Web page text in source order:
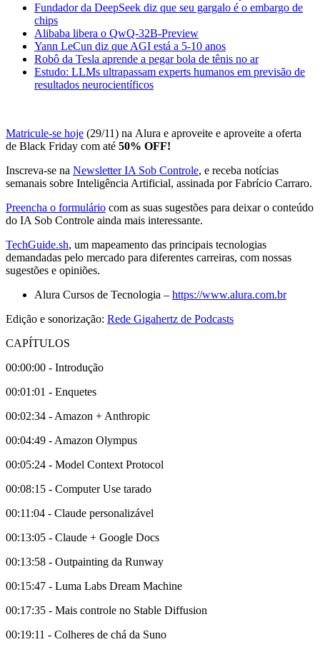
Fundador da DeepSeek diz que seu gargalo é o embargo de
chips
Alibaba libera o QwQ-32B-Preview
Yann LeCun diz que AGI está a 5-10 anos
Robô da Tesla aprende a pegar bola de tênis no ar
Estudo: LLMs ultrapassam experts humanos em previsão de
resultados neurocientíficos
Matricule-se hoje (29/11) na Alura e aproveite e aproveite a oferta
de Black Friday com até 50% OFF!
Inscreva-se na Newsletter IA Sob Controle, e receba notícias
semanais sobre Inteligência Artificial, assinada por Fabrício Carraro.
Preencha o formulário com as suas sugestões para deixar o conteúdo
do IA Sob Controle ainda mais interessante.
TechGuide.sh, um mapeamento das principais tecnologias
demandadas pelo mercado para diferentes carreiras, com nossas
sugestões e opiniões.
Alura Cursos de Tecnologia – https://www.alura.com.br
Edição e sonorização: Rede Gigahertz de Podcasts
CAPÍTULOS
00:00:00 - Introdução
00:01:01 - Enquetes
00:02:34 - Amazon + Anthropic
00:04:49 - Amazon Olympus
00:05:24 - Model Context Protocol
00:08:15 - Computer Use tarado
00:11:04 - Claude personalizável
00:13:05 - Claude + Google Docs
00:13:58 - Outpainting da Runway
00:15:47 - Luma Labs Dream Machine
00:17:35 - Mais controle no Stable Diffusion
00:19:11 - Colheres de chá da Suno